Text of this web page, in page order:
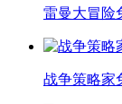
雷曼大冒险
战争策略家